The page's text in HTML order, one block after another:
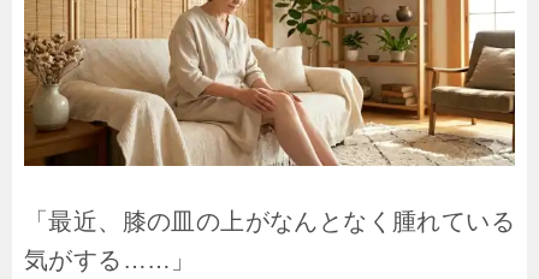
「最近、膝の皿の上がなんとなく腫れている
気がする……」